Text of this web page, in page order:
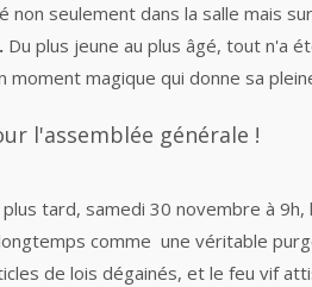
non seulement dans la salle mais
Du plus jeune au plus âgé, tout n'a
moment magique qui donne sa
l'assemblée générale !
tard, samedi 30 novembre à
comme une véritable
de lois dégainés, et le feu vif